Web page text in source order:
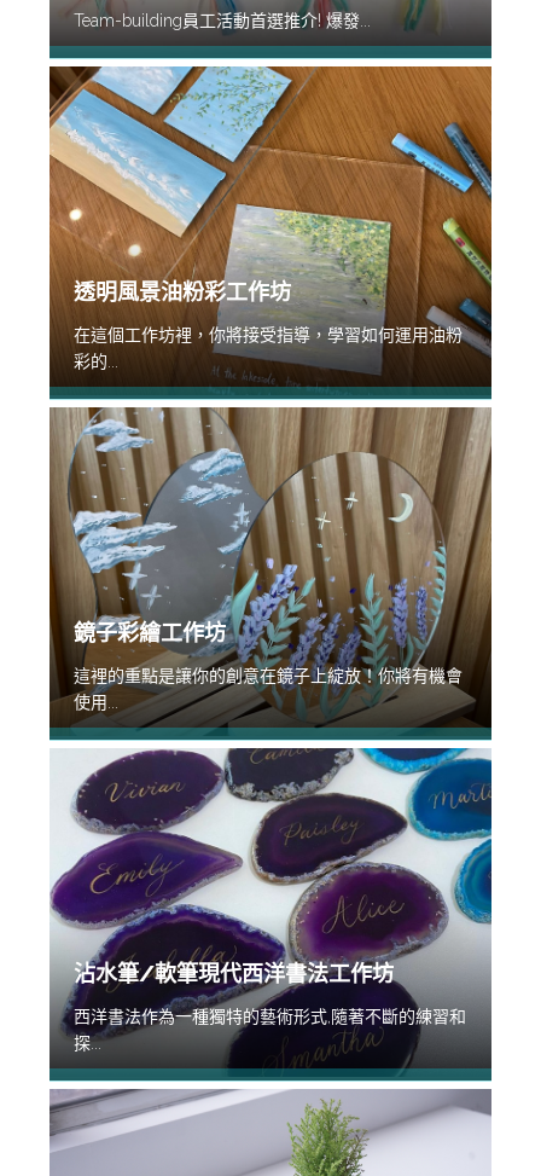
Team-building員工活動首選推介! 爆發...
透明風景油粉彩工作坊
在這個工作坊裡，你將接受指導，學習如何運用油粉
彩的...
鏡子彩繪工作坊
這裡的重點是讓你的創意在鏡子上綻放！你將有機會
使用...
沾水筆/軟筆現代西洋書法工作坊
西洋書法作為一種獨特的藝術形式,隨著不斷的練習和
探...